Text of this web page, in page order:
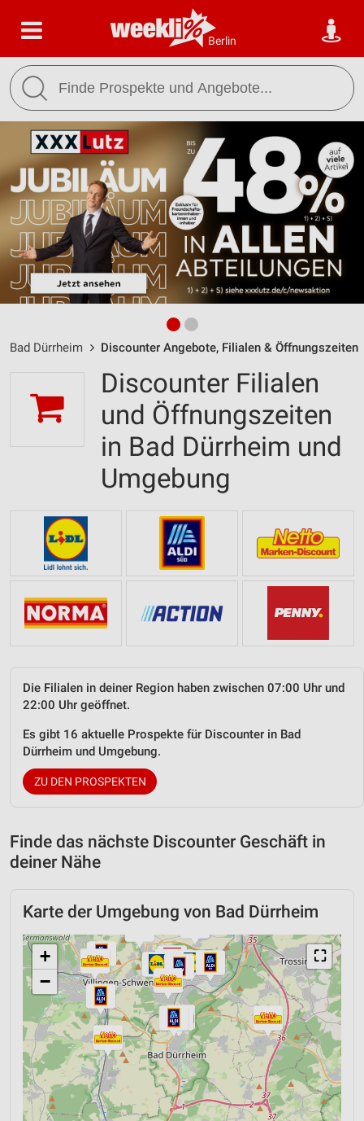
Berlin
Bad Dürrheim Discounter Angebote, Filialen & Öffnungszeiten
Discounter Filialen
und Öffnungszeiten
in Bad Dürrheim und
Umgebung
Die Filialen in deiner Region haben zwischen 07:00 Uhr und
22:00 Uhr geöffnet.
Es gibt 16 aktuelle Prospekte für Discounter in Bad
Dürrheim und Umgebung.
ZU DEN PROSPEKTEN
Finde das nächste Discounter Geschäft in
deiner Nähe
Karte der Umgebung von Bad Dürrheim
⛶
+
−